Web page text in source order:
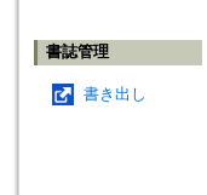
書誌管理
書き出し